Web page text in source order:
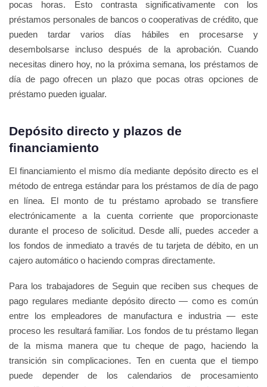
pocas horas. Esto contrasta significativamente con los
préstamos personales de bancos o cooperativas de crédito, que
pueden tardar varios días hábiles en procesarse y
desembolsarse incluso después de la aprobación. Cuando
necesitas dinero hoy, no la próxima semana, los préstamos de
día de pago ofrecen un plazo que pocas otras opciones de
préstamo pueden igualar.
Depósito directo y plazos de
financiamiento
El financiamiento el mismo día mediante depósito directo es el
método de entrega estándar para los préstamos de día de pago
en línea. El monto de tu préstamo aprobado se transfiere
electrónicamente a la cuenta corriente que proporcionaste
durante el proceso de solicitud. Desde allí, puedes acceder a
los fondos de inmediato a través de tu tarjeta de débito, en un
cajero automático o haciendo compras directamente.
Para los trabajadores de Seguin que reciben sus cheques de
pago regulares mediante depósito directo — como es común
entre los empleadores de manufactura e industria — este
proceso les resultará familiar. Los fondos de tu préstamo llegan
de la misma manera que tu cheque de pago, haciendo la
transición sin complicaciones. Ten en cuenta que el tiempo
puede depender de los calendarios de procesamiento